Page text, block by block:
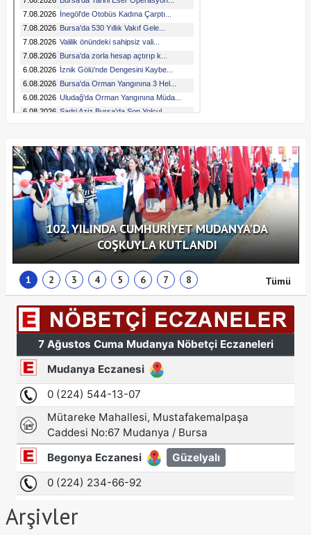
Tümü
102. YILINDA CUMHURİYET MUDANYA'DA
COŞKUYLA KUTLANDI
1 2 3 4 5 6 7 8
Arşivler